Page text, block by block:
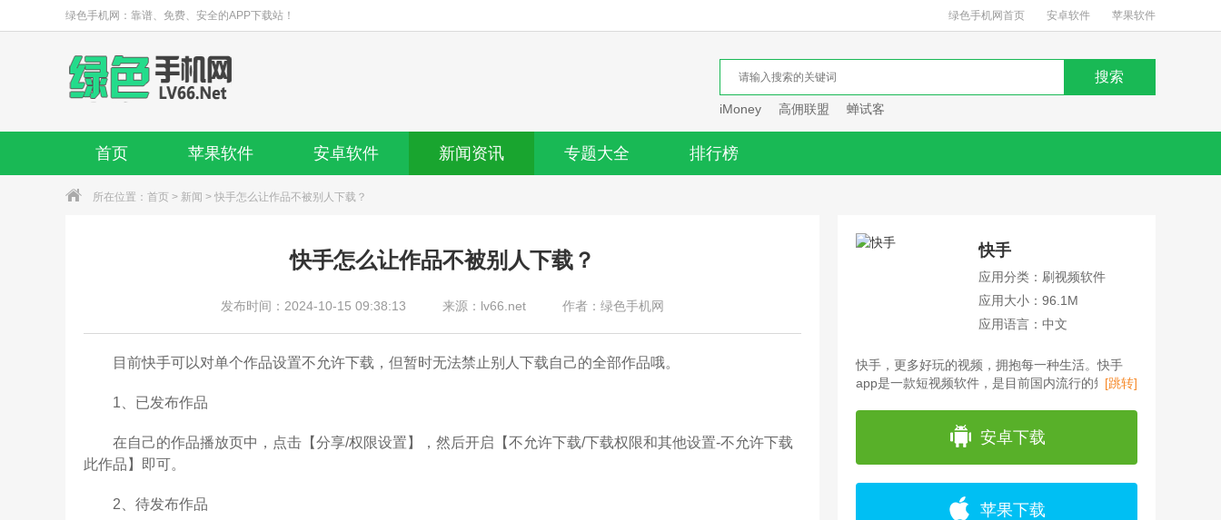
绿色手机网：靠谱、免费、安全的APP下载站！ 绿色手机网首页 安卓软件 苹果软件
iMoney 高佣联盟 蝉试客
首页 苹果软件 安卓软件 新闻资讯 专题大全 排行榜
所在位置： 首页 > 新闻 > 快手怎么让作品不被别人下载？
快手怎么让作品不被别人下载？
发布时间：2024-10-15 09:38:13 来源：lv66.net 作者：绿色手机网
目前快手可以对单个作品设置不允许下载，但暂时无法禁止别人下载自己的全部作品哦。
1、已发布作品
在自己的作品播放页中，点击【分享/权限设置】，然后开启【不允许下载/下载权限和其他设置-不允许下载
此作品】即可。
2、待发布作品
快手
应用分类：刷视频软件
应用大小：96.1M
应用语言：中文
快手，更多好玩的视频，拥抱每一种生活。快手
app是一款短视频软件，是目前国内流行的短视频
[跳转]
安卓下载
苹果下载